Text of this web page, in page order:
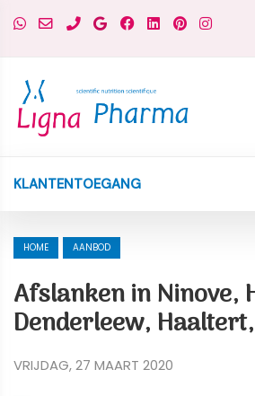
KLANTENTOEGANG
HOME AANBOD
Afslanken in Ninove,
Denderleew,
VRIJDAG, 27 MAART 2020